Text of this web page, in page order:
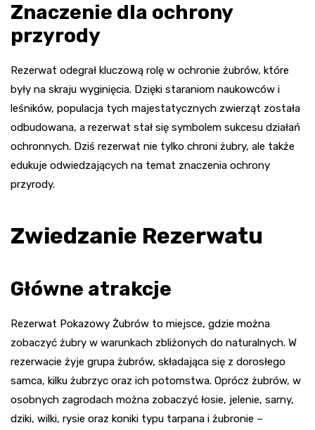
Znaczenie dla ochrony
przyrody
Rezerwat odegrał kluczową rolę w ochronie żubrów, które
były na skraju wyginięcia. Dzięki staraniom naukowców i
leśników, populacja tych majestatycznych zwierząt została
odbudowana, a rezerwat stał się symbolem sukcesu działań
ochronnych. Dziś rezerwat nie tylko chroni żubry, ale także
edukuje odwiedzających na temat znaczenia ochrony
przyrody.
Zwiedzanie Rezerwatu
Główne atrakcje
Rezerwat Pokazowy Żubrów to miejsce, gdzie można
zobaczyć żubry w warunkach zbliżonych do naturalnych. W
rezerwacie żyje grupa żubrów, składająca się z dorosłego
samca, kilku żubrzyc oraz ich potomstwa. Oprócz żubrów, w
osobnych zagrodach można zobaczyć łosie, jelenie, sarny,
dziki, wilki, rysie oraz koniki typu tarpana i żubronie –